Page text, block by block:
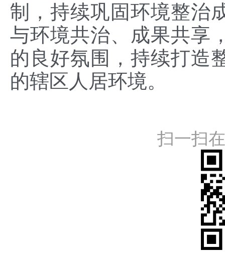
制，持续巩固环境整治
与环境共治、成果共享
的良好氛围，持续打造
的辖区人居环境。
扫一扫